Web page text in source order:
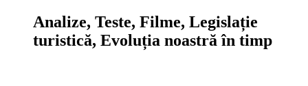
Analize, Teste, Filme, Legislație
turistică, Evoluția noastră în timp